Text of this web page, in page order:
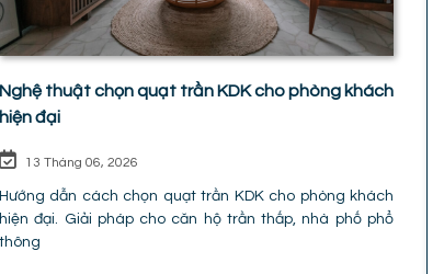
Nghệ thuật chọn quạt trần KDK cho phòng khách
hiện đại
13 Tháng 06, 2026
Hướng dẫn cách chọn quạt trần KDK cho phòng khách
hiện đại. Giải pháp cho căn hộ trần thấp, nhà phố phổ
thông